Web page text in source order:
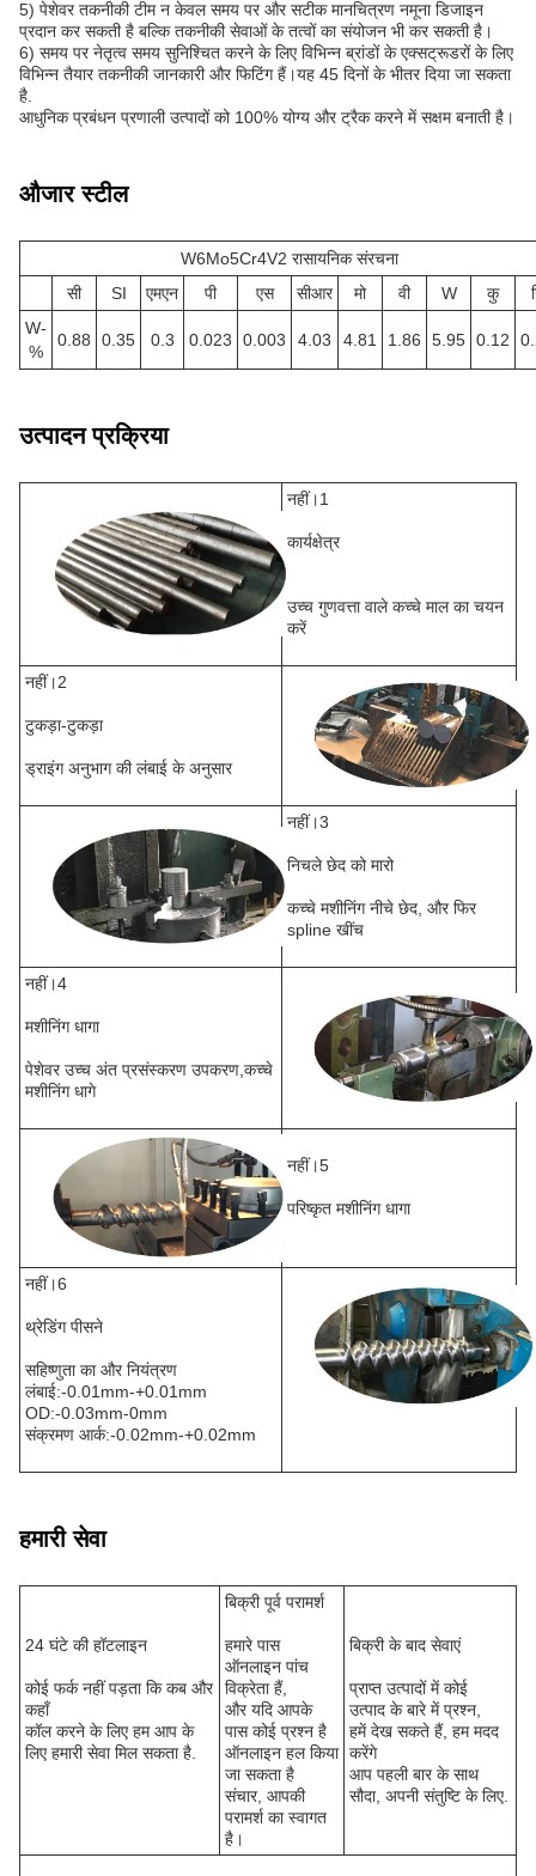
5) पेशेवर तकनीकी टीम न केवल समय पर और सटीक मानचित्रण नमूना डिजाइन
प्रदान कर सकती है बल्कि तकनीकी सेवाओं के तत्वों का संयोजन भी कर सकती है।
6) समय पर नेतृत्व समय सुनिश्चित करने के लिए विभिन्न ब्रांडों के एक्सट्रूडरों के लिए
विभिन्न तैयार तकनीकी जानकारी और फिटिंग हैं।यह 45 दिनों के भीतर दिया जा सकता
है.
आधुनिक प्रबंधन प्रणाली उत्पादों को 100% योग्य और ट्रैक करने में सक्षम बनाती है।
औजार स्टील
W6Mo5Cr4V2 रासायनिक संरचना
सी
SI एमएन पी एस सीआर मो वी W कु
W-
%
0.88 0.35 0.3 0.023 0.003 4.03 4.81 1.86 5.95 0.12
उत्पादन प्रक्रिया
नहीं।1
कार्यक्षेत्र
उच्च गुणवत्ता वाले कच्चे माल का चयन
करें
नहीं।2
टुकड़ा-टुकड़ा
ड्राइंग अनुभाग की लंबाई के अनुसार
नहीं।3
निचले छेद को मारो
कच्चे मशीनिंग नीचे छेद, और फिर
spline खींच
नहीं।4
मशीनिंग धागा
पेशेवर उच्च अंत प्रसंस्करण उपकरण,कच्चे
मशीनिंग धागे
नहीं।5
परिष्कृत मशीनिंग धागा
नहीं।6
थ्रेडिंग पीसने
सहिष्णुता का और नियंत्रण
लंबाई:-0.01mm-+0.01mm
OD:-0.03mm-0mm
संक्रमण आर्क:-0.02mm-+0.02mm
हमारी सेवा
24 घंटे की हॉटलाइन
कोई फर्क नहीं पड़ता कि कब और
कहाँ
कॉल करने के लिए हम आप के
लिए हमारी सेवा मिल सकता है.
बिक्री पूर्व परामर्श
हमारे पास
ऑनलाइन पांच
विक्रेता हैं,
और यदि आपके
पास कोई प्रश्न है
ऑनलाइन हल किया
जा सकता है
संचार, आपकी
परामर्श का स्वागत
है।
बिक्री के बाद सेवाएं
प्राप्त उत्पादों में कोई
उत्पाद के बारे में प्रश्न,
हमें देख सकते हैं, हम मदद
करेंगे
आप पहली बार के साथ
सौदा, अपनी संतुष्टि के लिए.